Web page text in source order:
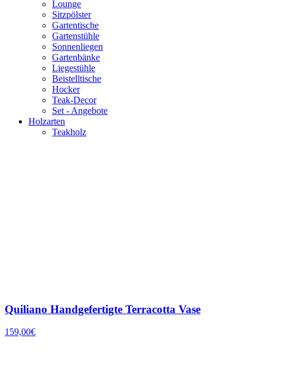
Lounge
Sitzpölster
Gartentische
Gartenstühle
Sonnenliegen
Gartenbänke
Liegestühle
Beistelltische
Hocker
Teak-Decor
Set - Angebote
Holzarten
Teakholz
Quiliano Handgefertigte Terracotta Vase
159,00€